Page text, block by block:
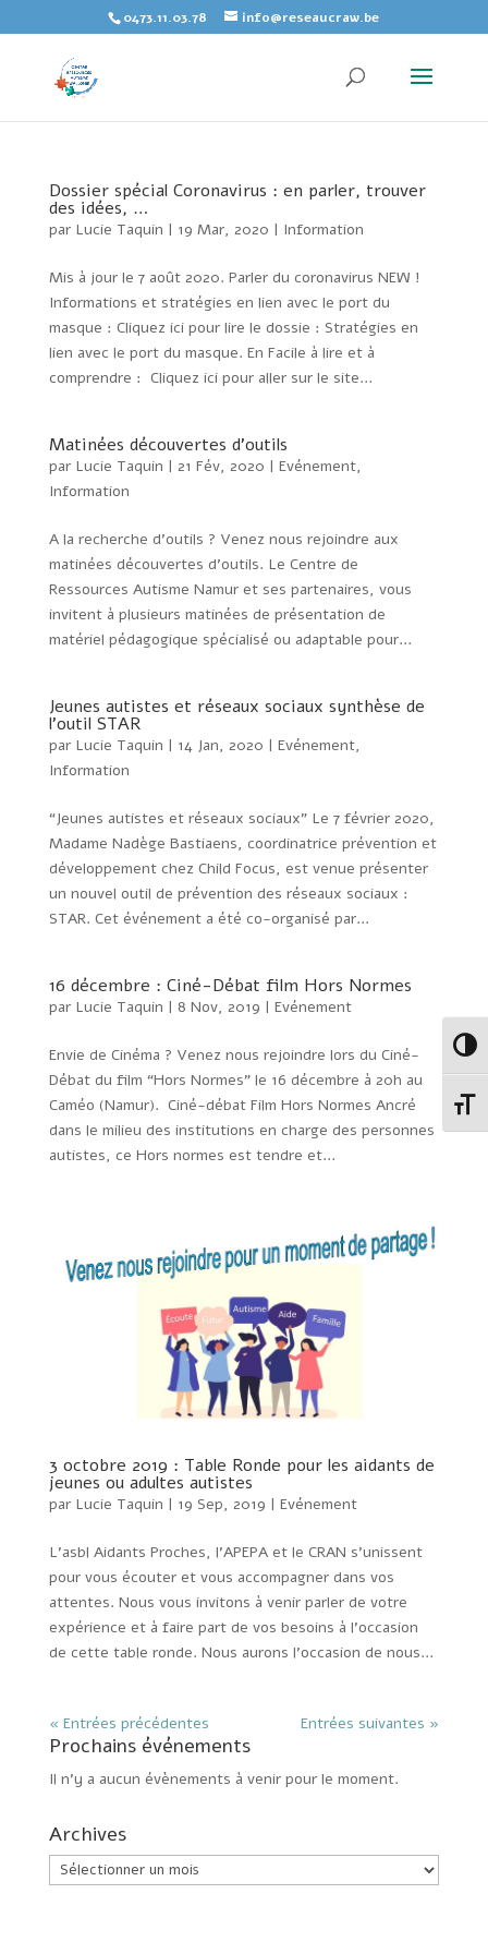
0473.11.03.78 info@reseaucraw.be
Dossier spécial Coronavirus : en parler, trouver
des idées, …
par Lucie Taquin | 19 Mar, 2020 | Information
Mis à jour le 7 août 2020. Parler du coronavirus NEW !
Informations et stratégies en lien avec le port du
masque : Cliquez ici pour lire le dossie : Stratégies en
lien avec le port du masque. En Facile à lire et à
comprendre : Cliquez ici pour aller sur le site...
Matinées découvertes d’outils
par Lucie Taquin | 21 Fév, 2020 | Evénement,
Information
A la recherche d’outils ? Venez nous rejoindre aux
matinées découvertes d’outils. Le Centre de
Ressources Autisme Namur et ses partenaires, vous
invitent à plusieurs matinées de présentation de
matériel pédagogique spécialisé ou adaptable pour...
Jeunes autistes et réseaux sociaux synthèse de
l’outil STAR
par Lucie Taquin | 14 Jan, 2020 | Evénement,
Information
“Jeunes autistes et réseaux sociaux” Le 7 février 2020,
Madame Nadège Bastiaens, coordinatrice prévention et
développement chez Child Focus, est venue présenter
un nouvel outil de prévention des réseaux sociaux :
STAR. Cet événement a été co-organisé par...
16 décembre : Ciné-Débat film Hors Normes
par Lucie Taquin | 8 Nov, 2019 | Evénement
Envie de Cinéma ? Venez nous rejoindre lors du Ciné-
Débat du film “Hors Normes” le 16 décembre à 20h au
Caméo (Namur). Ciné-débat Film Hors Normes Ancré
dans le milieu des institutions en charge des personnes
autistes, ce Hors normes est tendre et...
3 octobre 2019 : Table Ronde pour les aidants de
jeunes ou adultes autistes
par Lucie Taquin | 19 Sep, 2019 | Evénement
L’asbl Aidants Proches, l’APEPA et le CRAN s’unissent
pour vous écouter et vous accompagner dans vos
attentes. Nous vous invitons à venir parler de votre
expérience et à faire part de vos besoins à l’occasion
de cette table ronde. Nous aurons l’occasion de nous...
« Entrées précédentes Entrées suivantes »
Prochains événements
Il n’y a aucun évènements à venir pour le moment.
Archives
Archives